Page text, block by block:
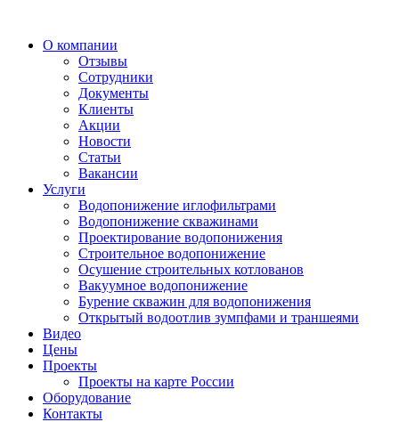
О компании
Отзывы
Сотрудники
Документы
Клиенты
Акции
Новости
Статьи
Вакансии
Услуги
Водопонижение иглофильтрами
Водопонижение скважинами
Проектирование водопонижения
Строительное водопонижение
Осушение строительных котлованов
Вакуумное водопонижение
Бурение скважин для водопонижения
Открытый водоотлив зумпфами и траншеями
Видео
Цены
Проекты
Проекты на карте России
Оборудование
Контакты